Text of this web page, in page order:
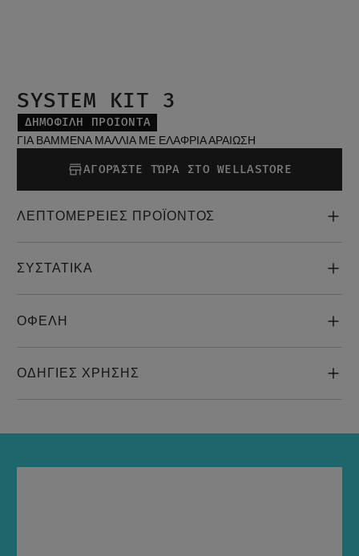
SYSTEM KIT 3
ΔΗΜΟΦΙΛΉ ΠΡΟΪΌΝΤΑ
ΓΙΑ ΒΑΜΜΕΝΑ ΜΑΛΛΙΑ ΜΕ ΕΛΑΦΡΙΑ ΑΡΑΙΩΣΗ
ΑΓΟΡΆΣΤΕ ΤΏΡΑ ΣΤΟ WELLASTORE
ΛΕΠΤΟΜΕΡΕΙΕΣ ΠΡΟΪΟΝΤΟΣ
ΣΥΣΤΑΤΙΚΑ
ΟΦΕΛΗ
ΟΔΗΓΙΕΣ ΧΡΗΣΗΣ